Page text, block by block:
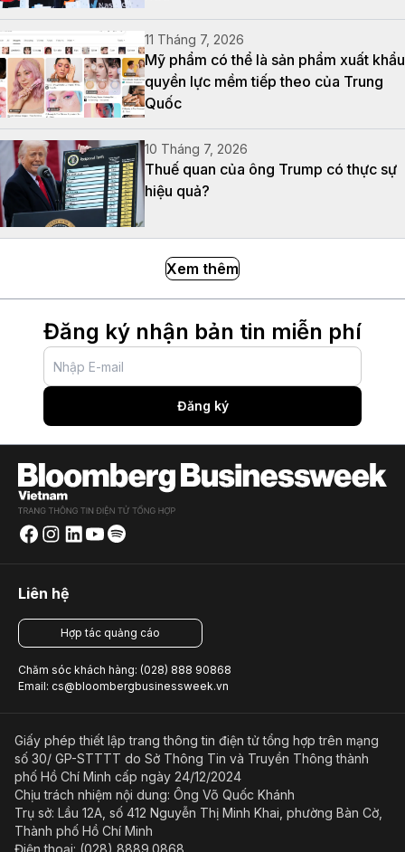
11 Tháng 7, 2026
Mỹ phẩm có thể là sản phẩm xuất khẩu
quyền lực mềm tiếp theo của Trung
Quốc
10 Tháng 7, 2026
Thuế quan của ông Trump có thực sự
hiệu quả?
Xem thêm
Đăng ký nhận bản tin miễn phí
Đăng ký
Liên hệ
Hợp tác quảng cáo
Chăm sóc khách hàng: (028) 888 90868
Email: cs@bloombergbusinessweek.vn
Giấy phép thiết lập trang thông tin điện tử tổng hợp trên mạng
số 30/ GP-STTTT do Sở Thông Tin và Truyền Thông thành
phố Hồ Chí Minh cấp ngày 24/12/2024
Chịu trách nhiệm nội dung: Ông Võ Quốc Khánh
Trụ sở: Lầu 12A, số 412 Nguyễn Thị Minh Khai, phường Bàn Cờ,
Thành phố Hồ Chí Minh